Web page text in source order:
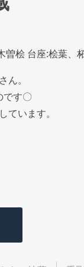
曽桧 台座:桧葉、
ん。
です〇
ています。